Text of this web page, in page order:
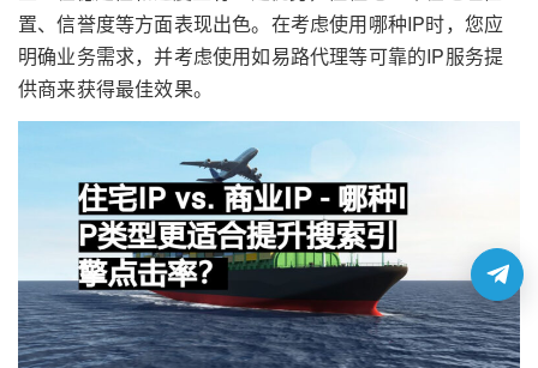
置、信誉度等方面表现出色。在考虑使用哪种IP时，您应
明确业务需求，并考虑使用如易路代理等可靠的IP服务提
供商来获得最佳效果。